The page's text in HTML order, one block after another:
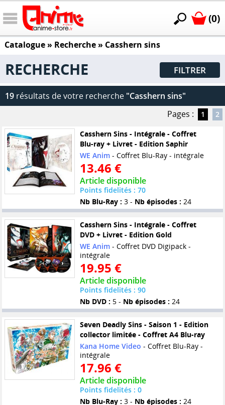
(0)
Catalogue» Recherche » Casshern sins
RECHERCHE FILTRER
19 résultats de votre recherche "Casshern sins"
Pages :
1 2
Casshern Sins - Intégrale - Coffret
Blu-ray + Livret - Edition Saphir
WE Anim- Coffret Blu-Ray - intégrale
13.46 €
Article disponible
Points fidelités : 70
Nb Blu-Ray : 3 - Nb épisodes : 24
Casshern Sins - Intégrale - Coffret
DVD + Livret - Edition Gold
WE Anim- Coffret DVD Digipack -
intégrale
19.95 €
Article disponible
Points fidelités : 90
Nb DVD : 5 - Nb épisodes : 24
Seven Deadly Sins - Saison 1 - Edition
collector limitée - Coffret A4 Blu-ray
Kana Home Video - Coffret Blu-Ray -
intégrale
17.96 €
Article disponible
Points fidelités : 0
Nb Blu-Ray : 3 - Nb épisodes : 24